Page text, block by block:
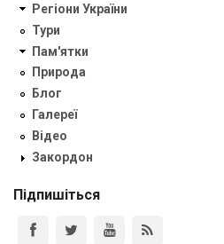
Регіони України
Тури
Пам'ятки
Природа
Блог
Галереї
Відео
Закордон
Підпишіться